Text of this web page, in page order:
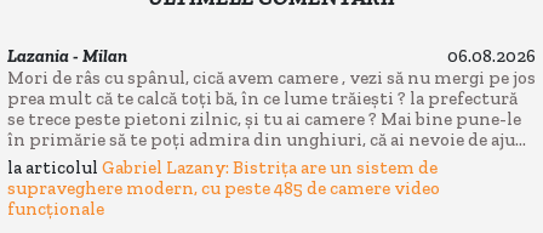
Lazania - Milan
06.08.2026
Mori de râs cu spânul, cică avem camere , vezi să nu mergi pe jos
prea mult că te calcă toți bă, în ce lume trăiești ? la prefectură
se trece peste pietoni zilnic, și tu ai camere ? Mai bine pune-le
în primărie să te poți admira din unghiuri, că ai nevoie de aju...
la articolul Gabriel Lazany: Bistrița are un sistem de
supraveghere modern, cu peste 485 de camere video
funcționale